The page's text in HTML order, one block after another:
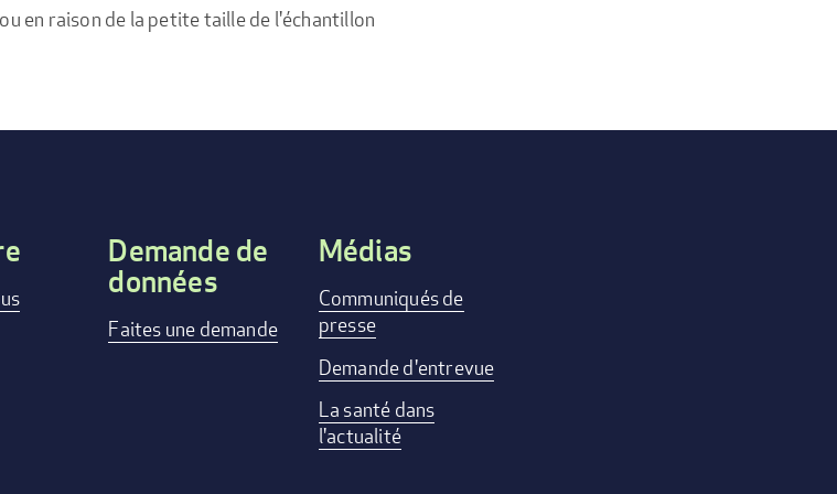
en raison de la petite taille de l'échantillon
Demande de
données
Faites une demande
Médias
Communiqués de
presse
Demande d'entrevue
La santé dans
l'actualité